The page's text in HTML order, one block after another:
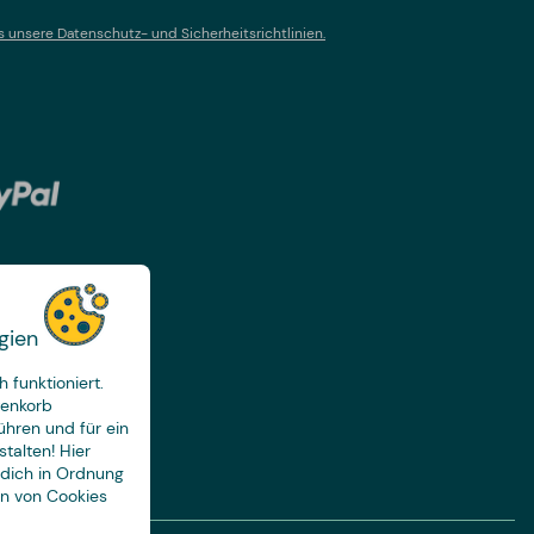
funktioniert.
und für ein
Hier
in Ordnung
von Cookies
unsere Datenschutz- und Sicherheitsrichtlinien.